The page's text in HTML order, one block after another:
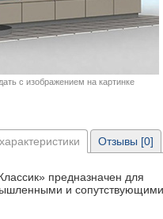
с изображением на картинке
предназначен для
и сопутствующими
Отзывы [0]